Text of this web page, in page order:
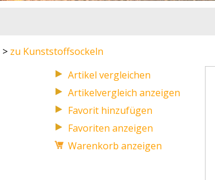
> zu Kunststoffsockeln
Artikelvergleich anzeigen
Favoriten anzeigen
Warenkorb anzeigen